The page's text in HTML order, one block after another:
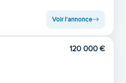
Voir l'annonce
120 000 €